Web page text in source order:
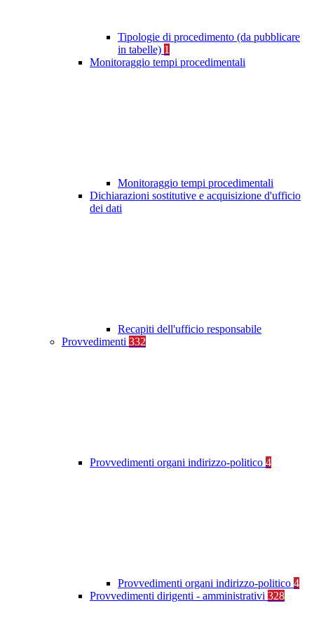
Tipologie di procedimento (da pubblicare
in tabelle) 1
Monitoraggio tempi procedimentali
Monitoraggio tempi procedimentali
Dichiarazioni sostitutive e acquisizione d'ufficio
dei dati
Recapiti dell'ufficio responsabile
Provvedimenti 332
Provvedimenti organi indirizzo-politico 4
Provvedimenti organi indirizzo-politico 4
Provvedimenti dirigenti - amministrativi 328